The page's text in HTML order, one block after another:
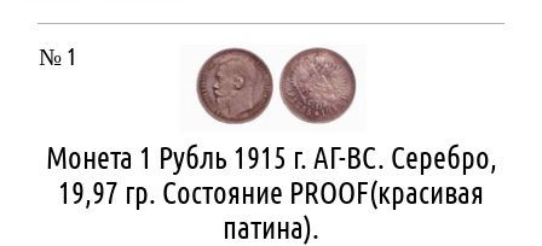
№ 1
Монета 1 Рубль 1915 г. АГ-ВС. Серебро,
19,97 гр. Состояние PROOF(красивая
патина).